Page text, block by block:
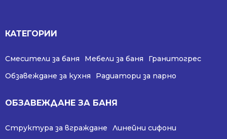
КАТЕГОРИИ
Смесители за баня Мебели за баня
Гранитогрес
Обзавеждане за кухня
Радиатори за парно
ОБЗАВЕЖДАНЕ ЗА БАНЯ
Структура за вграждане
Линейни сифони